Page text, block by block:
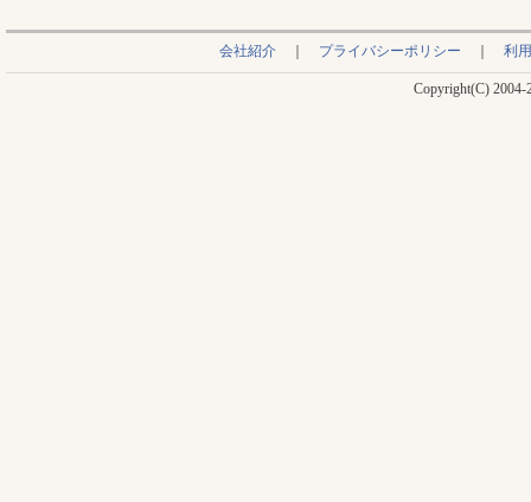
会社紹介 プライバシーポリシー 利
Copyright(C)